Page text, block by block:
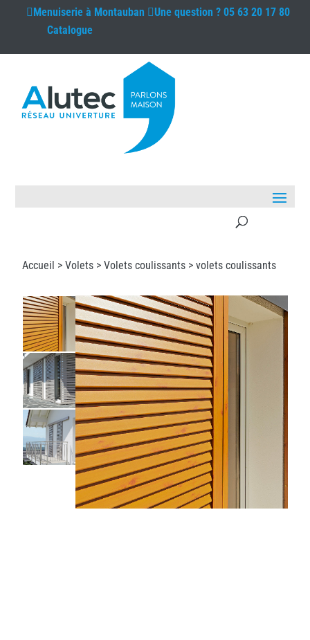
Menuiserie à Montauban Une question ?05 63 20 17 80
Catalogue
Accueil > Volets > Volets coulissants > volets coulissants